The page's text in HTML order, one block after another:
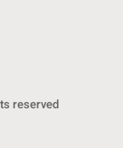
reserved